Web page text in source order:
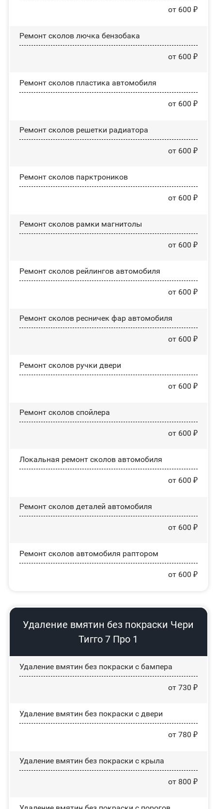
от 600 ₽
Ремонт сколов лючка бензобака
от 600 ₽
Ремонт сколов пластика автомобиля
от 600 ₽
Ремонт сколов решетки радиатора
от 600 ₽
Ремонт сколов парктроников
от 600 ₽
Ремонт сколов рамки магнитолы
от 600 ₽
Ремонт сколов рейлингов автомобиля
от 600 ₽
Ремонт сколов ресничек фар автомобиля
от 600 ₽
Ремонт сколов ручки двери
от 600 ₽
Ремонт сколов спойлера
от 600 ₽
Локальная ремонт сколов автомобиля
от 600 ₽
Ремонт сколов деталей автомобиля
от 600 ₽
Ремонт сколов автомобиля раптором
от 600 ₽
Удаление вмятин без покраски Чери
Тигго 7 Про 1
Удаление вмятин без покраски с бампера
от 730 ₽
Удаление вмятин без покраски с двери
от 780 ₽
Удаление вмятин без покраски с крыла
от 800 ₽